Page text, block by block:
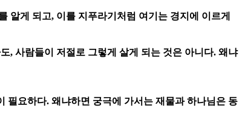
알게 되고, 이를 지푸라기처럼 여기는 경지에 이르게
, 사람들이 저절로 그렇게 살게 되는 것은 아니다. 왜냐
필요하다. 왜냐하면 궁극에 가서는 재물과 하나님은 동